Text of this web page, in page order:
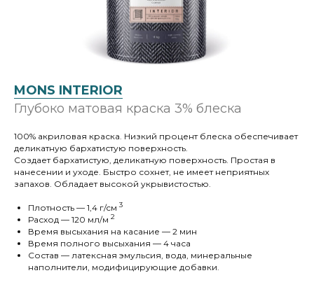
MONS INTERIOR
Глубоко матовая краска 3% блеска
100% акриловая краска. Низкий процент блеска обеспечивает
деликатную бархатистую поверхность.
Создает бархатистую, деликатную поверхность. Простая в
нанесении и уходе. Быстро сохнет, не имеет неприятных
запахов. Обладает высокой укрывистостью.
Плотность — 1,4 г/cм 3
Расход — 120 мл/м 2
Время высыхания на касание — 2 мин
Время полного высыхания — 4 часа
Состав — латексная эмульсия, вода, минеральные
наполнители, модифицирующие добавки.